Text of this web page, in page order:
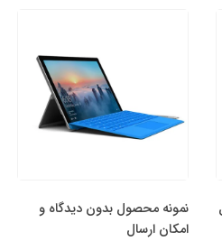
نمونه محصول بدون دیدگاه و
امکان ارسال